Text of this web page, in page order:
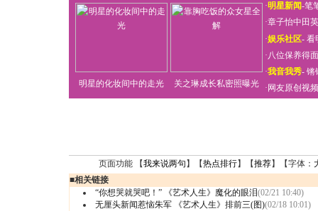
明星的化妆间中的走光 关之琳成长私密照曝光
·明星新闻-笔
·章子怡中田
·娱乐社区- 看
·八位保养得
·我音我秀- 锵
· 网友原创视
页面功能 【我来说两句 】【热点排行】【推荐】【字体：
■相关链接
“你想哭就哭吧！” 《艺术人生》魔化的眼泪(02/21 10:40)
无厘头新闻惹恼朱军 《艺术人生》排前三(图)(02/18 10:01)